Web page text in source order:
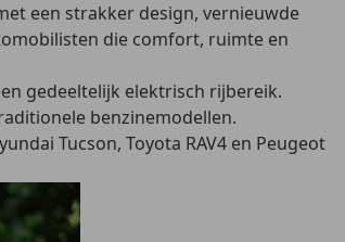
een strakker design, vernieuwde
die comfort, ruimte en
gedeeltelijk elektrisch rijbereik.
benzinemodellen.
Tucson, Toyota RAV4 en Peugeot